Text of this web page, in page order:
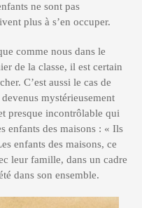
ne sont pas
plus à s’en occuper.
comme nous dans le
de la classe, il est certain
C’est aussi le cas de
mystérieusement
presque incontrôlable qui
enfants des maisons : « Ils
enfants des maisons, ce
leur famille, dans un cadre
dans son ensemble.